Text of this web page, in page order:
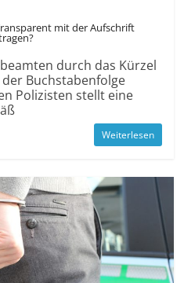
mit der Aufschrift
durch das Kürzel
der Buchstabenfolge
Polizisten stellt eine
Weiterlesen